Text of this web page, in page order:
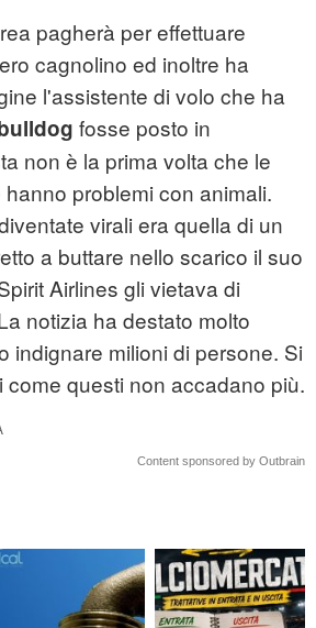
pagherà per effettuare
cagnolino ed inoltre ha
l'assistente di volo che ha
fosse posto in
non è la prima volta che le
problemi con animali.
virali era quella di un
a buttare nello scarico il suo
Airlines gli vietava di
notizia ha destato molto
indignare milioni di persone. Si
questi non accadano più.
Content sponsored by Outbrain